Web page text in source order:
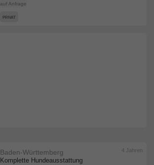
auf Anfrage
PRIVAT
Komplette Hundeausstattung
Baden-Württemberg 4 Jahren